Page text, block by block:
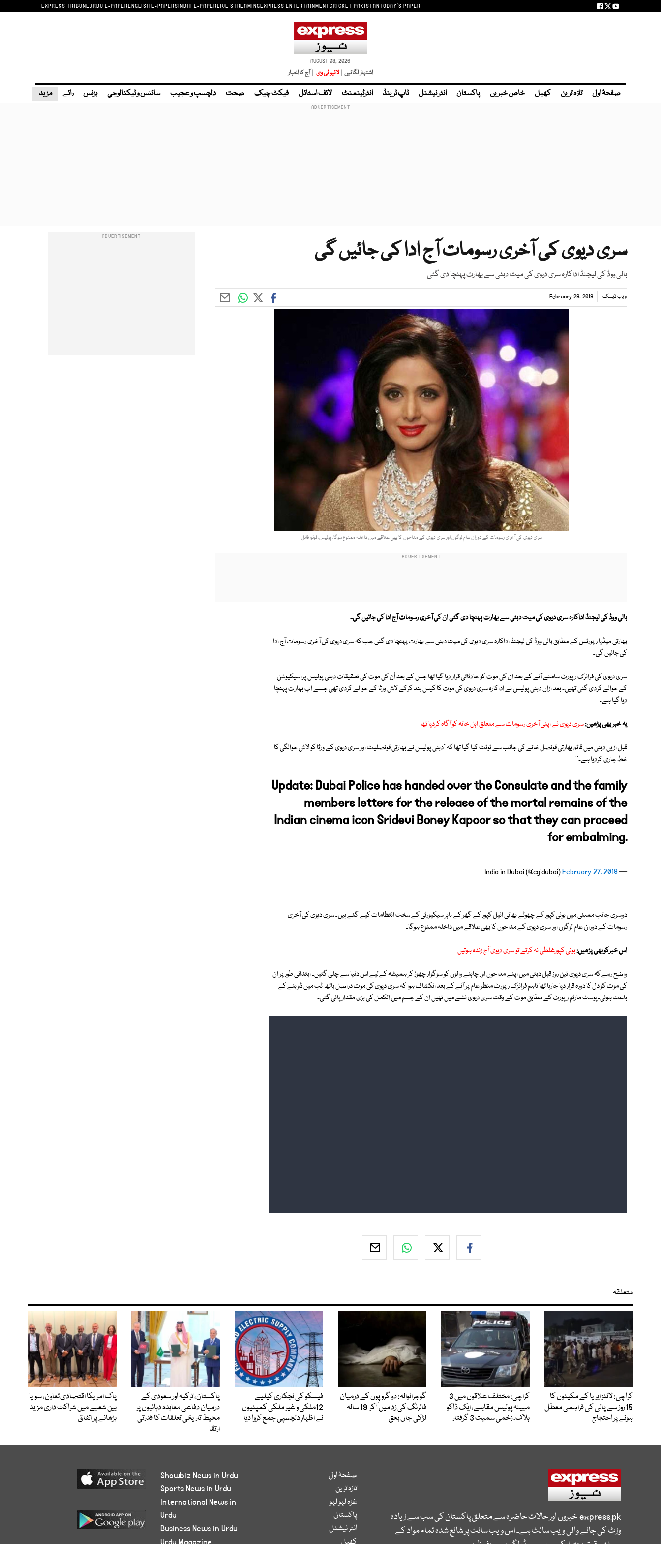
EXPRESS TRIBUNEURDU E-PAPERENGLISH E-PAPERSINDHI E-PAPERLIVE STREAMINGEXPRESS ENTERTAINMENTCRICKET PAKISTANTODAY'S PAPER
AUGUST 08, 2026
اشتہار لگائیں | لائیو ٹی وی | آج کا اخبار
صفحۂ اول تازہ ترین کھیل خاص خبریں پاکستان انٹر نیشنل ٹاپ ٹرینڈ انٹرٹینمنٹ لائف اسٹائل فیکٹ چیک صحت دلچسپ و عجیب سائنس و ٹیکنالوجی بزنس رائے مزید
سری دیوی کی آخری رسومات آج ادا کی جائیں گی
بالی ووڈ کی لیجنڈ اداکارہ سری دیوی کی میت دبئی سے بھارت پہنچا دی گئی
ویب ڈیسک February 28, 2018
سری دیوی کی آخری رسومات کے دوران عام لوگوں اور سری دیوی کے مداحوں کا بھی علاقے میں داخلہ ممنوع ہوگا، پولیس، فوٹو: فائل
بالی ووڈ کی لیجنڈ اداکارہ سری دیوی کی میت دبئی سے بھارت پہنچا دی گئی ان کی آخری رسومات آج ادا کی جائیں گی۔
بھارتی میڈیا رپورٹس کے مطابق بالی ووڈ کی لیجنڈ اداکارہ سری دیوی کی میت دبئی سے بھارت پہنچا دی گئی جب کہ سری دیوی کی آخری رسومات آج ادا
کی جائیں گی۔
سری دیوی کی فرانزک رپورٹ سامنے آنے کے بعد ان کی موت کو حادثاتی قرار دیا گیا تھا جس کے بعد اُن کی موت کی تحقیقات دبئی پولیس پراسیکیوشن
کے حوالے کردی گئی تھیں۔ بعد ازاں دبئی پولیس نے اداکارہ سری دیوی کی موت کا کیس بند کرکے لاش ورثا کے حوالے کردی تھی جسے اب بھارت پہنچا
دیا گیا ہے۔
یہ خبر بھی پڑھیں:سری دیوی نے اپنی آخری رسومات سے متعلق اہل خانہ کو آگاہ کردیا تھا
قبل ازیں دبئی میں قائم بھارتی قونصل خانے کی جانب سے ٹوئٹ کیا گیا تھا کہ''دبئی پولیس نے بھارتی قونصلیٹ اور سری دیوی کے ورثا کو لاش حوالگی کا
خط جاری کردیا ہے۔''
Update: Dubai Police has handed over the Consulate and the family
members letters for the release of the mortal remains of the
Indian cinema icon Sridevi Boney Kapoor so that they can proceed
for embalming.
— India in Dubai (@cgidubai)
February 27, 2018
دوسری جانب ممبئی میں بونی کپور کے چھوٹے بھائی انیل کپور کے گھر کے باہر سیکیورٹی کے سخت انتظامات کیے گئے ہیں۔ سری دیوی کی آخری
رسومات کے دوران عام لوگوں اور سری دیوی کے مداحوں کا بھی علاقے میں داخلہ ممنوع ہوگا۔
اس خبرکوبھی پڑھیں:بونی کپورغلطی نہ کرتے تو سری دیوی آج زندہ ہوتیں
واضح رہے کہ سری دیوی تین روز قبل دبئی میں اپنے مداحوں اور چاہنے والوں کو سوگوار چھوڑ کر ہمیشہ کےلیے اس دنیا سے چلی گئیں۔ ابتدائی طور پر ان
کی موت کو دل کا دورہ قرار دیا جارہا تھا تاہم فرانزک رپورٹ منظر عام پر آنے کے بعد انکشاف ہوا کہ سری دیوی کی موت دراصل باتھ ٹب میں ڈوبنے کے
باعث ہوئی۔پوسٹ مارٹم رپورٹ کے مطابق موت کے وقت سری دیوی نشے میں تھیں ان کے جسم میں الکحل کی بڑی مقدار پائی گئی۔
متعلقہ
کراچی: لائنز ایریا کے مکینوں کا
15 روز سے پانی کی فراہمی معطل
ہونے پر احتجاج
کراچی: مختلف علاقوں میں 3
مبینہ پولیس مقابلے، ایک ڈاکو
ہلاک، زخمی سمیت 3 گرفتار
گوجرانوالہ: دو گروپوں کے درمیان
فائرنگ کی زد میں آکر 19 سالہ
لڑکی جاں بحق
فیسکو کی نجکاری کیلیے
12ملکی و غیر ملکی کمپنیوں
نے اظہارِ دلچسپی جمع کروا دیا
پاکستان، ترکیہ اور سعودی کے
درمیان دفاعی معاہدہ دہائیوں پر
محیط تاریخی تعلقات کا قدرتی
ارتقا
پاک امریکا اقتصادی تعاون، سویا
بین شعبے میں شراکت داری مزید
بڑھانے پر اتفاق
express.pkخبروں اور حالات حاضرہ سے متعلق پاکستان کی سب سے زیادہ
وزٹ کی جانے والی ویب سائٹ ہے۔ اس ویب سائٹ پر شائع شدہ تمام مواد کے
صفحۂ اول
تازہ ترین
غزہ لہو لہو
پاکستان
انٹر نیشنل
Showbiz News in Urdu
Sports News in Urdu
International News in
Urdu
Business News in Urdu